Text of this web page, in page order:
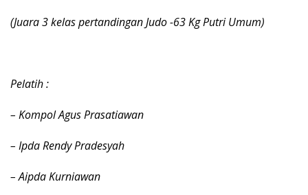
(Juara 3 kelas pertandingan Judo -63 Kg Putri Umum)
Pelatih :
– Kompol Agus Prasatiawan
– Ipda Rendy Pradesyah
– Aipda Kurniawan